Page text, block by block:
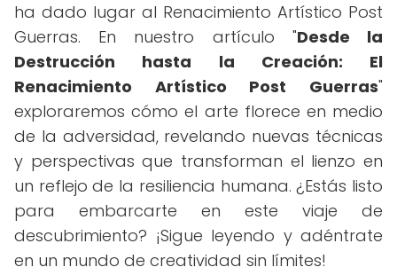
ha dado lugar al Renacimiento Artístico Post
Guerras. En nuestro artículo "Desde la
Destrucción hasta la Creación: El
Renacimiento Artístico Post Guerras"
exploraremos cómo el arte florece en medio
de la adversidad, revelando nuevas técnicas
y perspectivas que transforman el lienzo en
un reflejo de la resiliencia humana. ¿Estás listo
para embarcarte en este viaje de
descubrimiento? ¡Sigue leyendo y adéntrate
en un mundo de creatividad sin límites!